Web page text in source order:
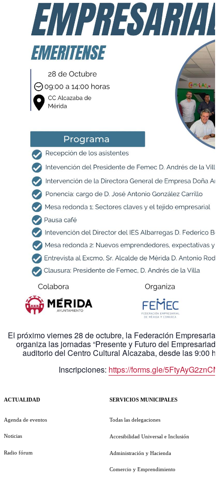
El próximo viernes 28 de octubre, la Federación
organiza las jornadas “Presente y Futuro del
auditorio del Centro Cultural Alcazaba, desde las 9:00 h
Inscripciones: https://forms.gle/
ACTUALIDAD
Agenda de eventos
Noticias
Radio fórum
SERVICIOS MUNICIPALES
Todas las delegaciones
Accesibilidad Universal e Inclusión
Administración y Hacienda
Comercio y Emprendimiento